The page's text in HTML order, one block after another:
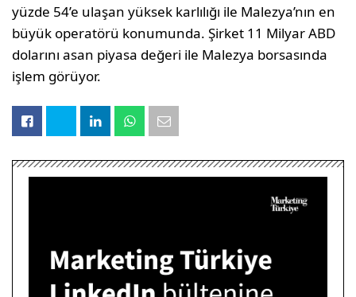
yüzde 54’e ulaşan yüksek karlılığı ile Malezya’nın en
büyük operatörü konumunda. Şirket 11 Milyar ABD
dolarını asan piyasa değeri ile Malezya borsasında
işlem görüyor.